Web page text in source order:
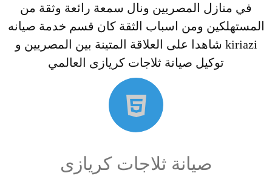
في منازل المصريين ونال سمعة رائعة وثقة من
المستهلكين ومن اسباب الثقة كان قسم خدمة صيانه
kiriazi شاهدا على العلاقة المتينة بين المصريين و
توكيل صيانة ثلاجات كريازى العالمي
صيانة ثلاجات كريازى